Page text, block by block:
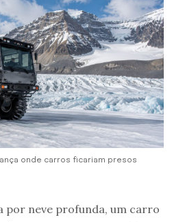
onde carros ficariam presos
por neve profunda, um carro